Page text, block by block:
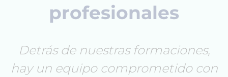
profesionales
Detrás de nuestras formaciones,
hay un equipo comprometido con